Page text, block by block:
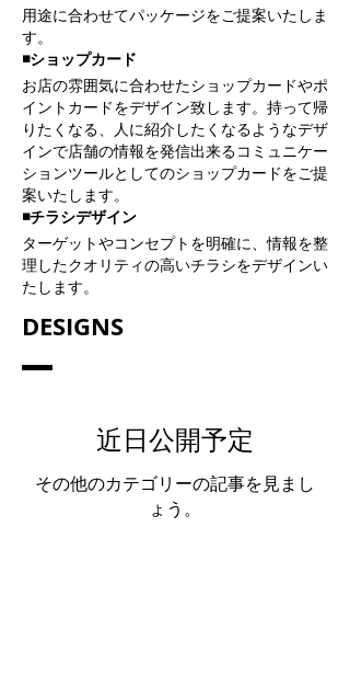
用途に合わせてパッケージをご提案いたしま
す。
◾️ショップカード
お店の雰囲気に合わせたショップカードやポ
イントカードをデザイン致します。持って帰
りたくなる、人に紹介したくなるようなデザ
インで店舗の情報を発信出来るコミュニケー
ションツールとしてのショップカードをご提
案いたします。
◾️チラシデザイン
ターゲットやコンセプトを明確に、情報を整
理したクオリティの高いチラシをデザインい
たします。
DESIGNS
近日公開予定
その他のカテゴリーの記事を見まし
ょう。